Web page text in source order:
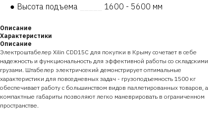
● Высота подъема
1600 - 5600 мм
Описание
Характеристики
Описание
Электроштабелер Xilin CDD15C для покупки в Крыму сочетает в себе
надежность и функциональность для эффективной работы со складскими
грузами. Штабелер электричсекий демонстрирует оптимальные
характеристики для повседневных задач - грузоподъемность 1500 кг
обеспечивает работу с большинством видов паллетированных товаров, а
компактные габариты позволяют легко маневрировать в ограниченном
пространстве.